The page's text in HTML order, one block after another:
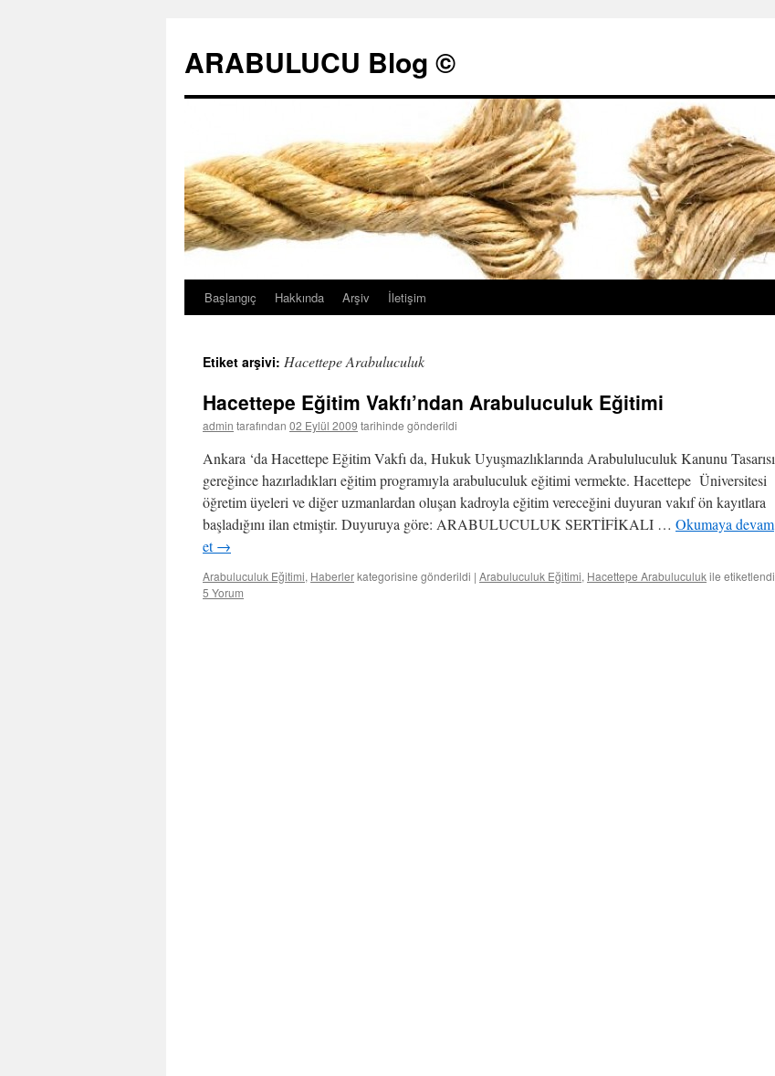
ARABULUCU Blog ©
İçeriğe
Başlangıç Hakkında Arşiv İletişim
Etiket arşivi: Hacettepe Arabuluculuk
Hacettepe Eğitim Vakfı’ndan Arabuluculuk Eğitimi
admin tarafından 02 Eylül 2009 tarihinde gönderildi
Ankara ‘da Hacettepe Eğitim Vakfı da, Hukuk Uyuşmazlıklarında Arabululuculuk Kanunu Tasarısı
gereğince hazırladıkları eğitim programıyla arabuluculuk eğitimi vermekte. Hacettepe Üniversitesi
öğretim üyeleri ve diğer uzmanlardan oluşan kadroyla eğitim vereceğini duyuran vakıf ön kayıtlara
başladığını ilan etmiştir. Duyuruya göre: ARABULUCULUK SERTİFİKALI … Okumaya devam
et→
Arabuluculuk Eğitimi, Haberlerkategorisine gönderildi | Arabuluculuk Eğitimi, Hacettepe Arabuluculukile etiketlendi
5 Yorum